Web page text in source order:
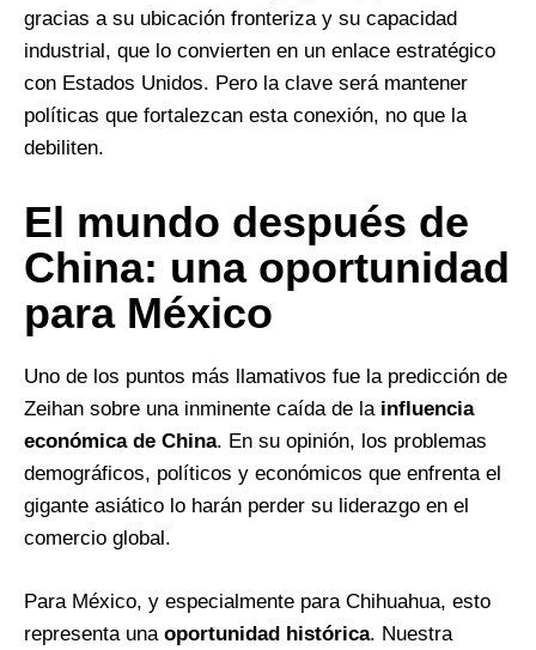
gracias a su ubicación fronteriza y su capacidad
industrial, que lo convierten en un enlace estratégico
con Estados Unidos. Pero la clave será mantener
políticas que fortalezcan esta conexión, no que la
debiliten.
El mundo después de
China: una oportunidad
para México
Uno de los puntos más llamativos fue la predicción de
Zeihan sobre una inminente caída de la influencia
económica de China. En su opinión, los problemas
demográficos, políticos y económicos que enfrenta el
gigante asiático lo harán perder su liderazgo en el
comercio global.
Para México, y especialmente para Chihuahua, esto
representa una oportunidad histórica. Nuestra